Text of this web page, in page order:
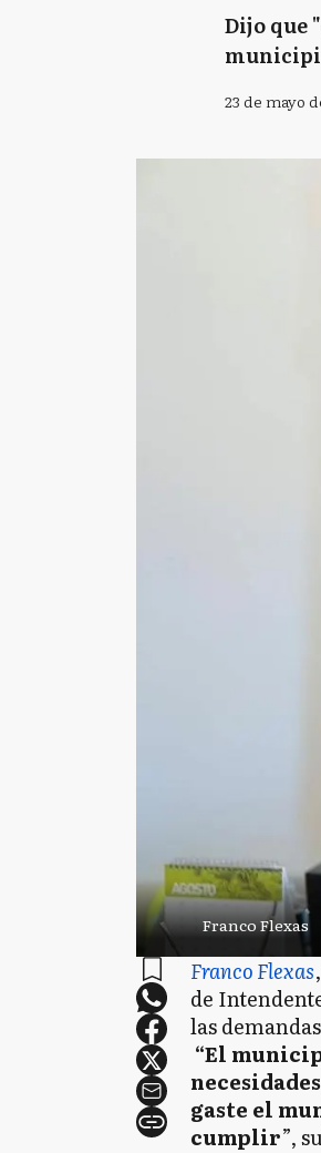
Dijo que
23 de mayo
Franco Flexas
Franco Flexas
de
las
“El
gaste el
cumplir”,